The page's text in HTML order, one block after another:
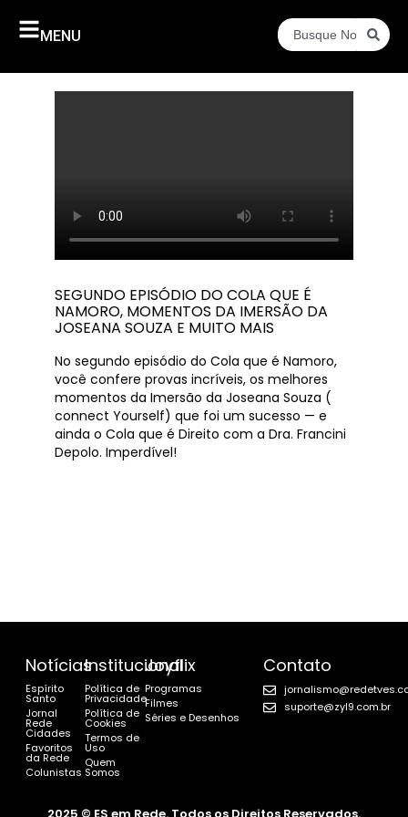
MENU
SEGUNDO EPISÓDIO DO COLA QUE É
NAMORO, MOMENTOS DA IMERSÃO DA
JOSEANA SOUZA E MUITO MAIS
No segundo episódio do Cola que é Namoro,
você confere provas incríveis, os melhores
momentos da Imersão da Joseana Souza (
connect Yourself) que foi um sucesso — e
ainda o Cola que é Direito com a Dra. Francini
Depolo. Imperdível!
Notícias
Espírito
Santo
Jornal
Rede
Cidades
Favoritos
da Rede
Colunistas
Institucional
Política de
Privacidade
Política de
Cookies
Termos de
Uso
Quem
Somos
Joyflix
Programas
Filmes
Séries e Desenhos
Contato
suporte@zyl9.com.br